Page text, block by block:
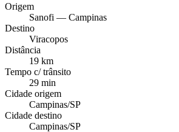
Origem
Sanofi — Campinas
Destino
Viracopos
Distância
19 km
Tempo c/ trânsito
29 min
Cidade origem
Campinas/SP
Cidade destino
Campinas/SP